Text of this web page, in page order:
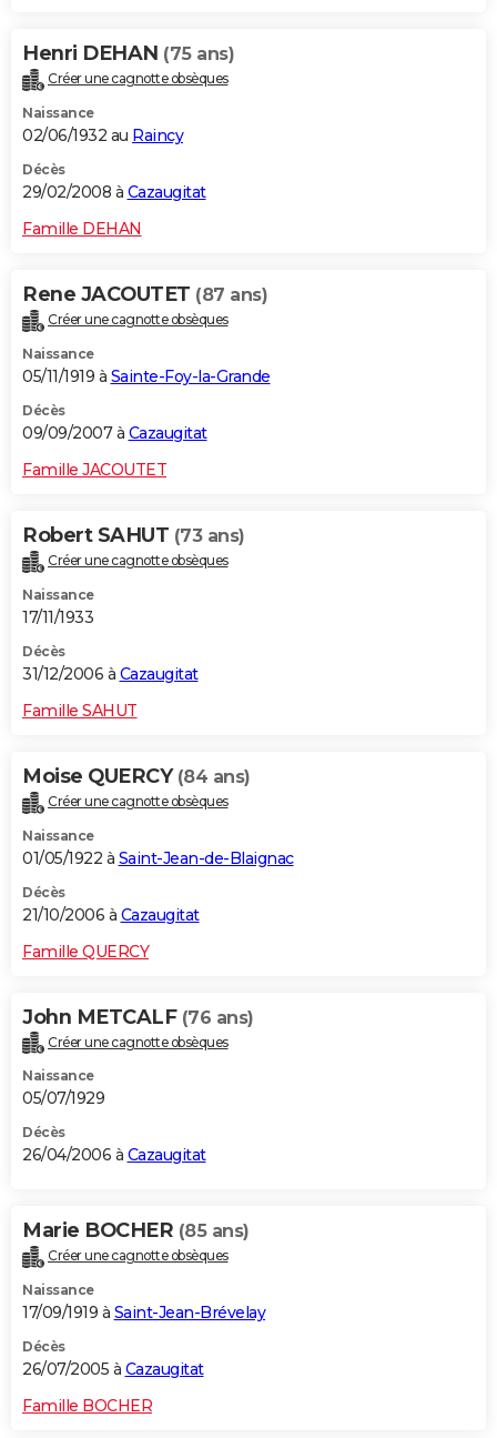
Henri DEHAN (75 ans)
Créer une cagnotte obsèques
Naissance
02/06/1932 au Raincy
Décès
29/02/2008 à Cazaugitat
Famille DEHAN
Rene JACOUTET (87 ans)
Créer une cagnotte obsèques
Naissance
05/11/1919 à Sainte-Foy-la-Grande
Décès
09/09/2007 à Cazaugitat
Famille JACOUTET
Robert SAHUT (73 ans)
Créer une cagnotte obsèques
Naissance
17/11/1933
Décès
31/12/2006 à Cazaugitat
Famille SAHUT
Moise QUERCY (84 ans)
Créer une cagnotte obsèques
Naissance
01/05/1922 à Saint-Jean-de-Blaignac
Décès
21/10/2006 à Cazaugitat
Famille QUERCY
John METCALF (76 ans)
Créer une cagnotte obsèques
Naissance
05/07/1929
Décès
26/04/2006 à Cazaugitat
Marie BOCHER (85 ans)
Créer une cagnotte obsèques
Naissance
17/09/1919 à Saint-Jean-Brévelay
Décès
26/07/2005 à Cazaugitat
Famille BOCHER